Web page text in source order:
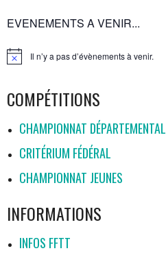
ARTICLES
EVENEMENTS A VENIR...
Notice Il n’y a pas d’évènements à venir.
COMPÉTITIONS
CHAMPIONNAT DÉPARTEMENTAL
CRITÉRIUM FÉDÉRAL
CHAMPIONNAT JEUNES
INFORMATIONS
INFOS FFTT